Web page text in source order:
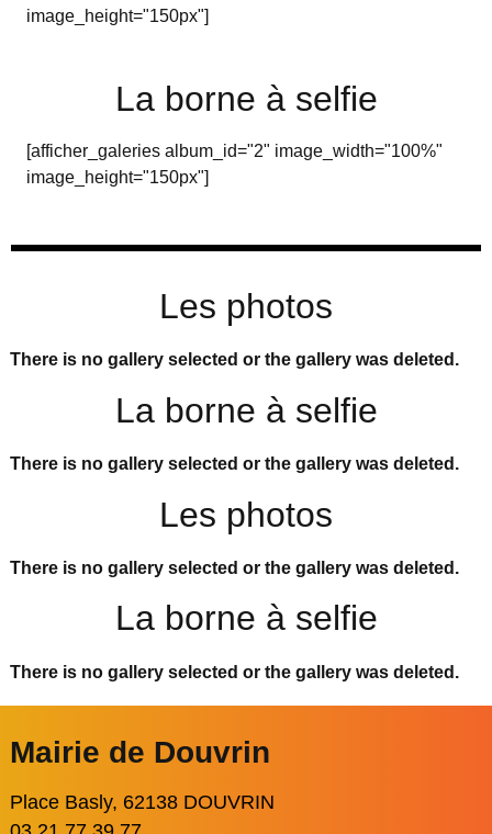
image_height="150px"]
La borne à selfie
[afficher_galeries album_id="2" image_width="100%"
image_height="150px"]
Les photos
There is no gallery selected or the gallery was deleted.
La borne à selfie
There is no gallery selected or the gallery was deleted.
Les photos
There is no gallery selected or the gallery was deleted.
La borne à selfie
There is no gallery selected or the gallery was deleted.
Mairie de Douvrin
Place Basly, 62138 DOUVRIN